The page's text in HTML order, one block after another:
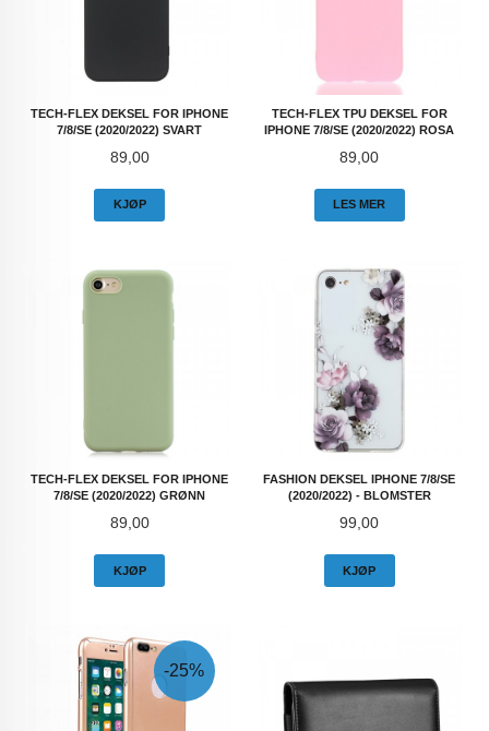
TECH-FLEX DEKSEL FOR IPHONE
7/8/SE (2020/2022) SVART
Pris
89,00
KJØP
TECH-FLEX TPU DEKSEL FOR
IPHONE 7/8/SE (2020/2022) ROSA
Pris
89,00
LES MER
TECH-FLEX DEKSEL FOR IPHONE
7/8/SE (2020/2022) GRØNN
Pris
89,00
KJØP
FASHION DEKSEL IPHONE 7/8/SE
(2020/2022) - BLOMSTER
Pris
99,00
KJØP
-25%